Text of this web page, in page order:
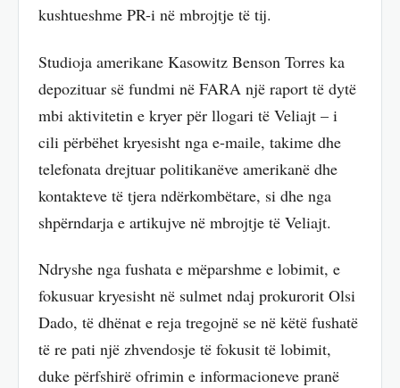
kushtueshme PR-i në mbrojtje të tij.
Studioja amerikane Kasowitz Benson Torres ka
depozituar së fundmi në FARA një raport të dytë
mbi aktivitetin e kryer për llogari të Veliajt – i
cili përbëhet kryesisht nga e-maile, takime dhe
telefonata drejtuar politikanëve amerikanë dhe
kontakteve të tjera ndërkombëtare, si dhe nga
shpërndarja e artikujve në mbrojtje të Veliajt.
Ndryshe nga fushata e mëparshme e lobimit, e
fokusuar kryesisht në sulmet ndaj prokurorit Olsi
Dado, të dhënat e reja tregojnë se në këtë fushatë
të re pati një zhvendosje të fokusit të lobimit,
duke përfshirë ofrimin e informacioneve pranë